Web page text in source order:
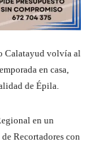
Calatayud volvía al
en casa,
de Épila.
en un
Recortadores con